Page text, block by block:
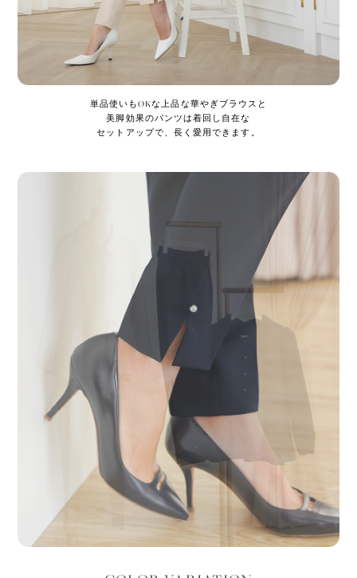
単品使いもOKな上品な華やぎブラウスと
美脚効果のパンツは着回し自在な
セットアップで、長く愛用できます。